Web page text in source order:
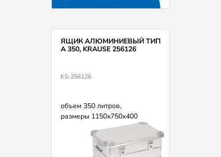
ЯЩИК АЛЮМИНИЕВЫЙ ТИП
А 350, KRAUSE 256126
KS-256126
объем 350 литров,
размеры 1150х750х400